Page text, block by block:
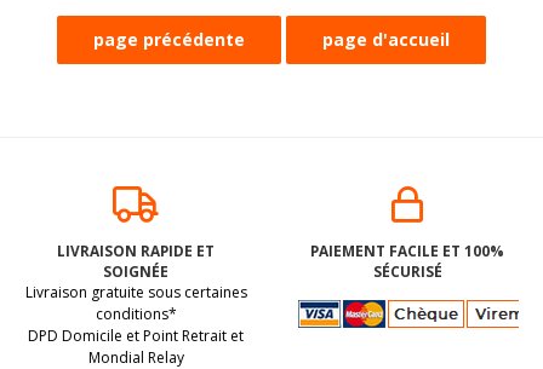
LIVRAISON RAPIDE ET
SOIGNÉE
Livraison gratuite sous certaines
conditions*
DPD Domicile et Point Retrait et
Mondial Relay
PAIEMENT FACILE ET 100%
SÉCURISÉ